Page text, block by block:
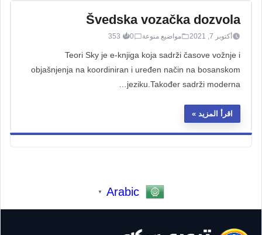
Švedska vozačka dozvola
أكتوبر 7, 2021 مواضيع منوعة 0
353
Teori Sky je e-knjiga koja sadrži časove vožnje i
objašnjenja na koordiniran i uređen način na bosanskom
jeziku.Također sadrži moderna…
اقرأ المزيد
Arabic
▼